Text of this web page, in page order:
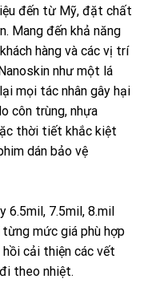
đến từ Mỹ, đặt chất
Mang đến khả năng
hàng và các vị trí
như một lá
mọi tác nhân gây hại
côn trùng, nhựa
thời tiết khắc kiệt
dán bảo vệ
6.5mil, 7.5mil, 8.mil
mức giá phù hợp
cải thiện các vết
theo nhiệt.